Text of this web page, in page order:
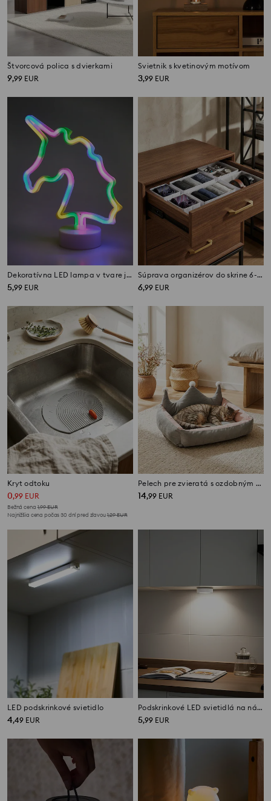
Štvorcová polica s dvierkami
9,99 EUR
Svietnik s kvetinovým motívom
3,99 EUR
Dekoratívna LED lampa v tvare jednorožca
5,99 EUR
Súprava organizérov do skrine 6-pack
6,99 EUR
Kryt odtoku
0,99 EUR
Bežná cena 1,99EUR
Najnižšia cena počas 30 dní pred zľavou1,29EUR
Pelech pre zvieratá s ozdobným čelom v tvare koruny
14,99 EUR
LED podskrinkové svietidlo
4,49 EUR
Podskrinkové LED svietidlá na nábytok 3 pack
5,99 EUR